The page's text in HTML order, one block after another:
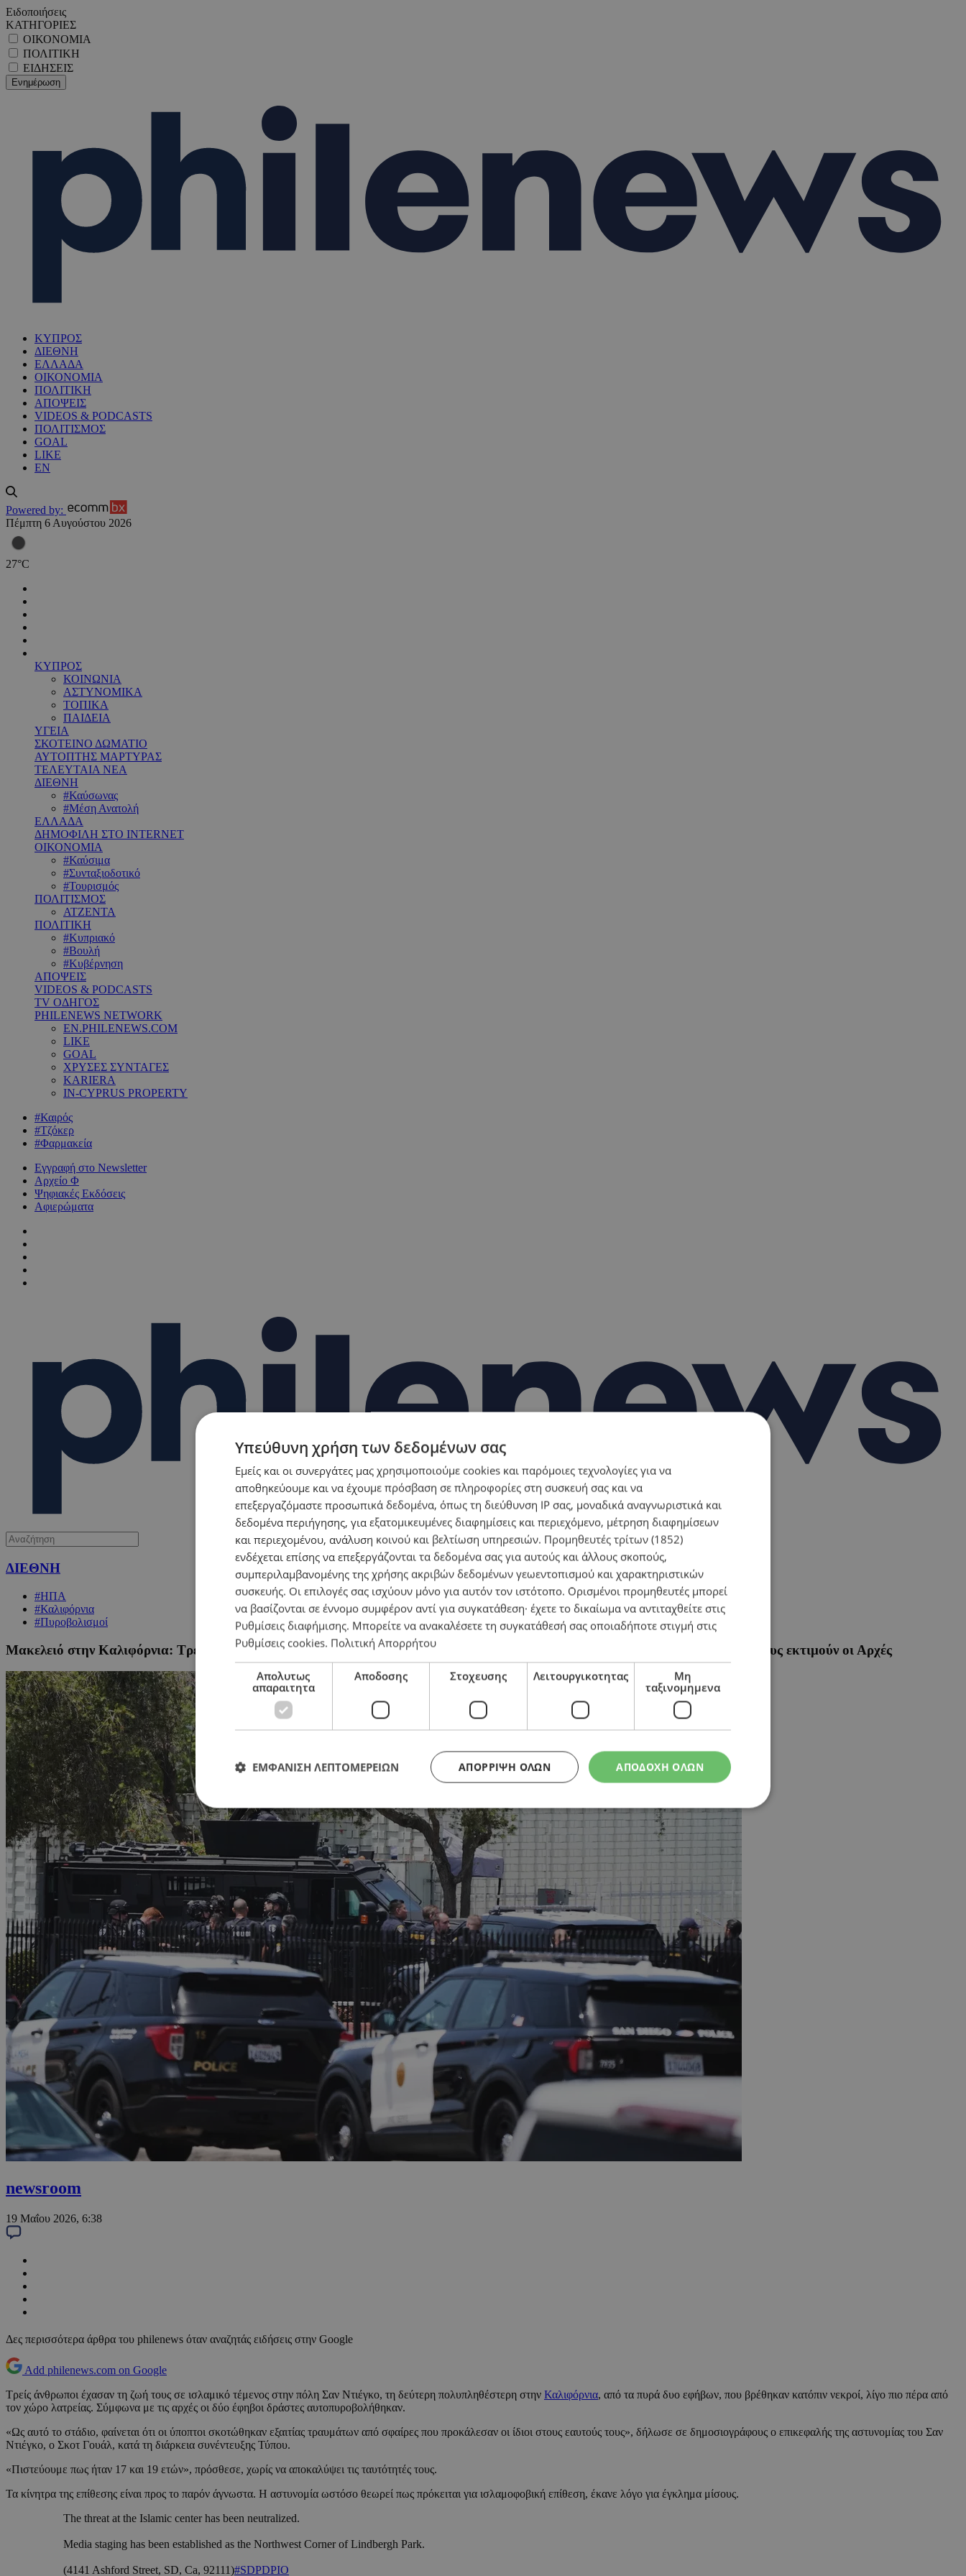
Ειδοποιήσεις
ΚΑΤΗΓΟΡΙΕΣ
ΟΙΚΟΝΟΜΙΑ
ΠΟΛΙΤΙΚΗ
ΕΙΔΗΣΕΙΣ
ΚΥΠΡΟΣ
ΔΙΕΘΝΗ
ΕΛΛΑΔΑ
ΟΙΚΟΝΟΜΙΑ
ΠΟΛΙΤΙΚΗ
ΑΠΟΨΕΙΣ
VIDEOS & PODCASTS
ΠΟΛΙΤΙΣΜΟΣ
GOAL
LIKE
EN
Powered by:
Πέμπτη 6 Αυγούστου 2026
27°C
ΚΥΠΡΟΣ
ΚΟΙΝΩΝΙΑ
ΑΣΤΥΝΟΜΙΚΑ
ΤΟΠΙΚΑ
ΠΑΙΔΕΙΑ
ΥΓΕΙΑ
ΣΚΟΤΕΙΝΟ ΔΩΜΑΤΙΟ
ΑΥΤΟΠΤΗΣ ΜΑΡΤΥΡΑΣ
ΤΕΛΕΥΤΑΙΑ ΝΕΑ
ΔΙΕΘΝΗ
#Καύσωνας
#Μέση Ανατολή
ΕΛΛΑΔΑ
ΔΗΜΟΦΙΛΗ ΣΤΟ INTERNET
ΟΙΚΟΝΟΜΙΑ
#Καύσιμα
#Συνταξιοδοτικό
#Τουρισμός
ΠΟΛΙΤΙΣΜΟΣ
ΑΤΖΕΝΤΑ
ΠΟΛΙΤΙΚΗ
#Κυπριακό
#Βουλή
#Κυβέρνηση
ΑΠΟΨΕΙΣ
VIDEOS & PODCASTS
TV ΟΔΗΓΟΣ
PHILENEWS NETWORK
EN.PHILENEWS.COM
LIKE
GOAL
ΧΡΥΣΕΣ ΣΥΝΤΑΓΕΣ
KARIERA
IN-CYPRUS PROPERTY
#Καιρός
#Τζόκερ
#Φαρμακεία
Εγγραφή στο Newsletter
Αρχείο Φ
Ψηφιακές Εκδόσεις
Αφιερώματα
ΔΙΕΘΝΗ
#ΗΠΑ
#Καλιφόρνια
#Πυροβολισμοί
Μακελειό στην Καλιφόρνια: Τρείς νεκροί από πυροβολισμούς σε τζαμί στο Σαν Ντιέγκο – Δύο έφηβοι οι δράστες – Έγκλημα μίσους εκτιμούν οι Αρχές
newsroom
19 Μαΐου 2026, 6:38
Δες περισσότερα άρθρα του philenews όταν αναζητάς ειδήσεις στην Google
Add philenews.com on Google
Τρείς άνθρωποι έχασαν τη ζωή τους σε ισλαμικό τέμενος στην πόλη Σαν Ντιέγκο, τη δεύτερη πολυπληθέστερη στην Καλιφόρνια, από τα πυρά δυο εφήβων, που βρέθηκαν κατόπιν νεκροί, λίγο πιο πέρα από
τον χώρο λατρείας. Σύμφωνα με τις αρχές οι δύο έφηβοι δράστες αυτοπυροβολήθηκαν.
«Ως αυτό το στάδιο, φαίνεται ότι οι ύποπτοι σκοτώθηκαν εξαιτίας τραυμάτων από σφαίρες που προκάλεσαν οι ίδιοι στους εαυτούς τους», δήλωσε σε δημοσιογράφους ο επικεφαλής της αστυνομίας του Σαν
Ντιέγκο, ο Σκοτ Γουάλ, κατά τη διάρκεια συνέντευξης Τύπου.
«Πιστεύουμε πως ήταν 17 και 19 ετών», πρόσθεσε, χωρίς να αποκαλύψει τις ταυτότητές τους.
Τα κίνητρα της επίθεσης είναι προς το παρόν άγνωστα. Η αστυνομία ωστόσο θεωρεί πως πρόκειται για ισλαμοφοβική επίθεση, έκανε λόγο για έγκλημα μίσους.
The threat at the Islamic center has been neutralized.
Media staging has been established as the Northwest Corner of Lindbergh Park.
(4141 Ashford Street, SD, Ca, 92111)#SDPDPIO
Υπεύθυνη χρήση των δεδομένων σας
Εμείς και οι συνεργάτες μας χρησιμοποιούμε cookies και παρόμοιες τεχνολογίες για να
αποθηκεύουμε και να έχουμε πρόσβαση σε πληροφορίες στη συσκευή σας και να
επεξεργαζόμαστε προσωπικά δεδομένα, όπως τη διεύθυνση IP σας, μοναδικά αναγνωριστικά και
δεδομένα περιήγησης, για εξατομικευμένες διαφημίσεις και περιεχόμενο, μέτρηση διαφημίσεων
και περιεχομένου, ανάλυση κοινού και βελτίωση υπηρεσιών. Προμηθευτές τρίτων (1852)
ενδέχεται επίσης να επεξεργάζονται τα δεδομένα σας για αυτούς και άλλους σκοπούς,
συμπεριλαμβανομένης της χρήσης ακριβών δεδομένων γεωεντοπισμού και χαρακτηριστικών
συσκευής. Οι επιλογές σας ισχύουν μόνο για αυτόν τον ιστότοπο. Ορισμένοι προμηθευτές μπορεί
να βασίζονται σε έννομο συμφέρον αντί για συγκατάθεση· έχετε το δικαίωμα να αντιταχθείτε στις
Ρυθμίσεις διαφήμισης. Μπορείτε να ανακαλέσετε τη συγκατάθεσή σας οποιαδήποτε στιγμή στις
Ρυθμίσεις cookies. Πολιτική Απορρήτου
Απολυτως
απαραιτητα
Αποδοσης Στοχευσης Λειτουργικοτητας
Μη
ταξινομημενα
ΑΠΟΔΟΧΗ ΟΛΩΝ
ΑΠΌΡΡΙΨΗ ΌΛΩΝ
ΕΜΦΑΝΙΣΗ ΛΕΠΤΟΜΕΡΕΙΩΝ